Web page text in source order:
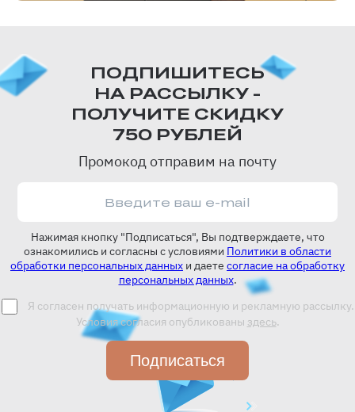
ПОДПИШИТЕСЬ
НА РАССЫЛКУ -
ПОЛУЧИТЕ СКИДКУ
750 РУБЛЕЙ
Промокод отправим на почту
Нажимая кнопку "Подписаться", Вы подтверждаете, что
ознакомились и согласны с условиями Политики в области
обработки персональных данных и даете согласие на обработку
персональных данных.
Я согласен получать информационную и рекламную рассылку.
Условия согласия опубликованы здесь.
Подписаться